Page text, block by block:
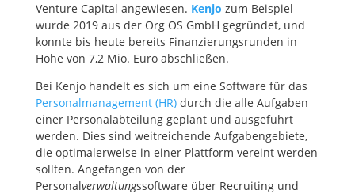
Venture Capital angewiesen. Kenjo zum Beispiel
wurde 2019 aus der Org OS GmbH gegründet, und
konnte bis heute bereits Finanzierungsrunden in
Höhe von 7,2 Mio. Euro abschließen.
Bei Kenjo handelt es sich um eine Software für das
Personalmanagement (HR)durch die alle Aufgaben
einer Personalabteilung geplant und ausgeführt
werden. Dies sind weitreichende Aufgabengebiete,
die optimalerweise in einer Plattform vereint werden
sollten. Angefangen von der
Personalverwaltungssoftware über Recruiting und